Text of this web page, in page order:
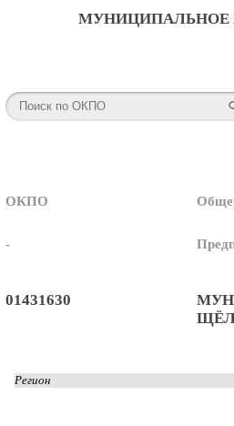
МУНИЦИПАЛЬНОЕ
ОКПО
-
01431630
Регион